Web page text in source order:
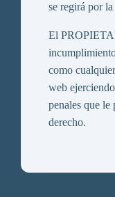
se regirá por
El
como
web
penales que le
derecho.